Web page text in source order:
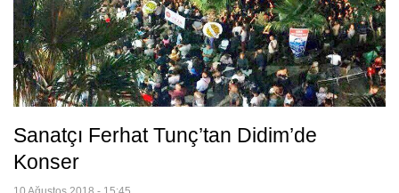
Sanatçı Ferhat Tunç’tan Didim’de
Konser